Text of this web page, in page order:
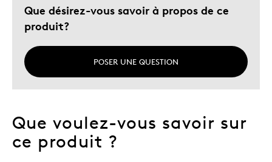
Que désirez-vous savoir à propos de ce
produit?
POSER UNE QUESTION
Que voulez-vous savoir sur
ce produit ?